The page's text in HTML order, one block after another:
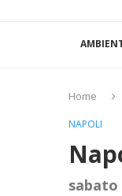
Home
NAPOLI
sabato